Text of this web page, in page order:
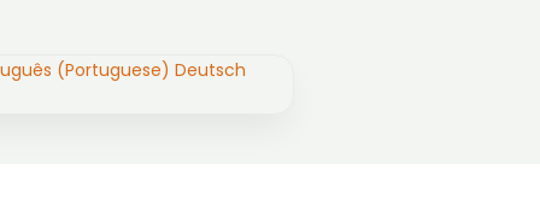
(Portuguese) Deutsch